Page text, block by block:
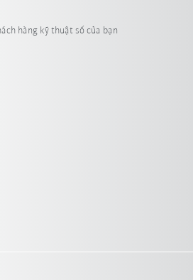
hàng kỹ thuật số của bạn